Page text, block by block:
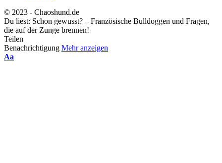
© 2023 - Chaoshund.de
Du liest: Schon gewusst? – Französische Bulldoggen und Fragen,
die auf der Zunge brennen!
Teilen
Benachrichtigung Mehr anzeigen
Schriftgrößenanpassung
Aa